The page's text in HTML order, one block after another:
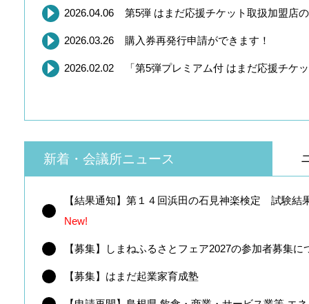
2026.04.06 第5弾 はまだ応援チケット取扱加盟店
2026.03.26 購入券再発行申請ができます！
2026.02.02 「第5弾プレミアム付 はまだ応援チケ
新着・会議所ニュース
【結果通知】第１４回浜田の石見神楽検定 試験結
New!
【募集】しまねふるさとフェア2027の参加者募集に
【募集】はまだ起業家育成塾